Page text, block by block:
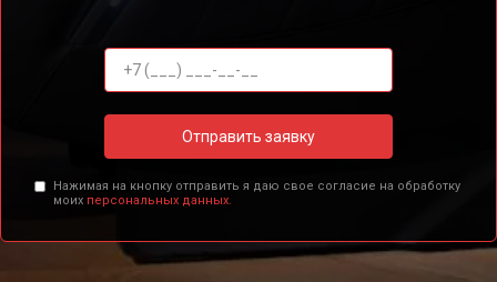
Отправить заявку
Нажимая на кнопку отправить я даю свое согласие на обработку
моих персональных данных.